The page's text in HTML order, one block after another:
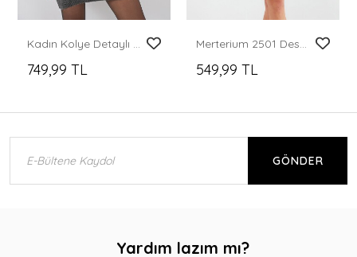
Kadın Kolye Detaylı Triko Elbise 15989 - Antrasit
749,99 TL
Merterium 2501 Desenli Sıfır Kol Şifon Elbise - Mint
549,99 TL
GÖNDER
Yardım lazım mı?